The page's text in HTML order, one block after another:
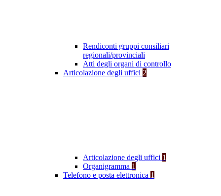
Rendiconti gruppi consiliari
regionali/provinciali
Atti degli organi di controllo
Articolazione degli uffici 2
Articolazione degli uffici 1
Organigramma 1
Telefono e posta elettronica 1